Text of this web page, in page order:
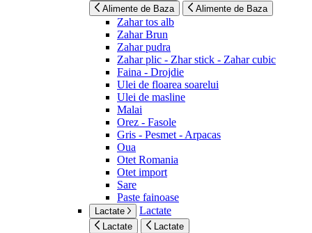
Alimente de Baza Alimente de Baza
Zahar tos alb
Zahar Brun
Zahar pudra
Zahar plic - Zhar stick - Zahar cubic
Faina - Drojdie
Ulei de floarea soarelui
Ulei de masline
Malai
Orez - Fasole
Gris - Pesmet - Arpacas
Oua
Otet Romania
Otet import
Sare
Paste fainoase
Lactate Lactate
Lactate Lactate